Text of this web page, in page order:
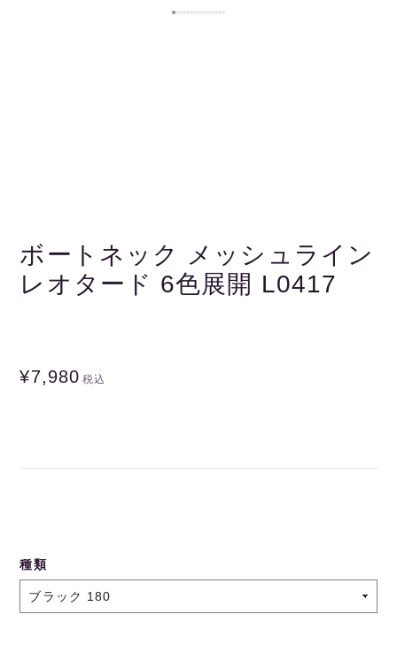
ボートネック メッシュライン
レオタード 6色展開 L0417
¥7,980 税込
種類